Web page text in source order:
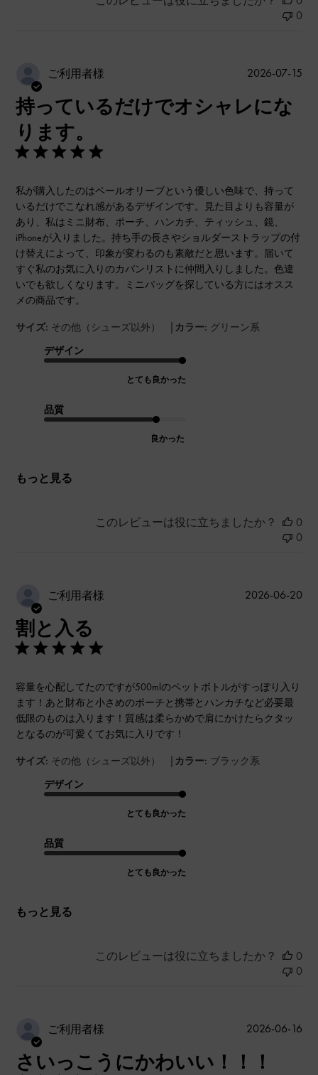
0
ご利用者様
持っているだけでオシャレにな
ります。
私が購入したのはペールオリーブという優しい色味で、持って
いるだけでこなれ感があるデザインです。見た目よりも容量が
あり、私はミニ財布、ポーチ、ハンカチ、ティッシュ、鏡、
iPhoneが入りました。持ち手の長さやショルダーストラップの付
け替えによって、印象が変わるのも素敵だと思います。届いて
すぐ私のお気に入りのカバンリストに仲間入りしました。色違
いでも欲しくなります。ミニバッグを探している方にはオスス
メの商品です。
サイズ: その他（シューズ以外） | カラー: グリーン系
デザイン
とても良かった
品質
良かった
もっと見る
公
2026-07-15
このレビューは役に立ちましたか？
0
0
ご利用者様
割と入る
容量を心配してたのですが500mlのペットボトルがすっぽり入り
ます！あと財布と小さめのポーチと携帯とハンカチなど必要最
低限のものは入ります！質感は柔らかめで肩にかけたらクタッ
となるのが可愛くてお気に入りです！
サイズ: その他（シューズ以外） | カラー: ブラック系
デザイン
とても良かった
品質
とても良かった
もっと見る
公
2026-06-20
このレビューは役に立ちましたか？
0
0
ご利用者様
さいっこうにかわいい！！！
公
2026-06-16